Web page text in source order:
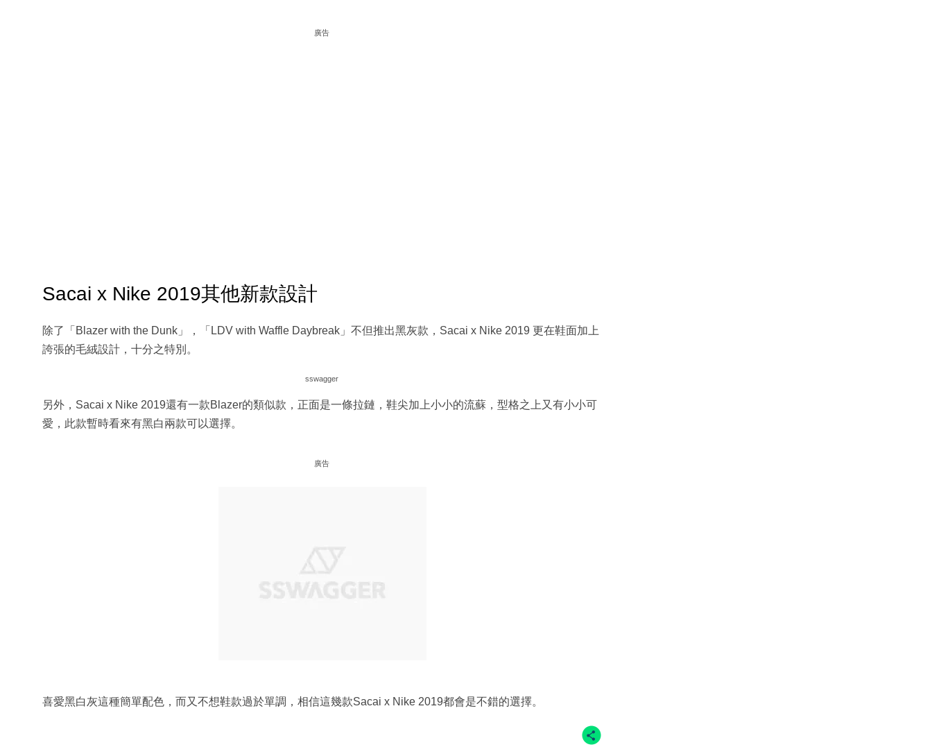
廣告
Sacai x Nike 2019其他新款設計
除了「Blazer with the Dunk」，「LDV with Waffle Daybreak」不但推出黑灰款，Sacai x Nike 2019 更在鞋面加上
誇張的毛絨設計，十分之特別。
sswagger
另外，Sacai x Nike 2019還有一款Blazer的類似款，正面是一條拉鏈，鞋尖加上小小的流蘇，型格之上又有小小可
愛，此款暫時看來有黑白兩款可以選擇。
廣告
喜愛黑白灰這種簡單配色，而又不想鞋款過於單調，相信這幾款Sacai x Nike 2019都會是不錯的選擇。